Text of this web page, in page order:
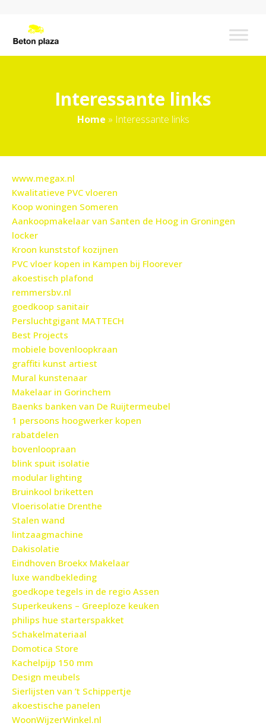
Interessante links
Home » Interessante links
www.megax.nl
Kwalitatieve PVC vloeren
Koop woningen Someren
Aankoopmakelaar van Santen de Hoog in Groningen
locker
Kroon kunststof kozijnen
PVC vloer kopen in Kampen bij Floorever
akoestisch plafond
remmersbv.nl
goedkoop sanitair
Persluchtgigant MATTECH
Best Projects
mobiele bovenloopkraan
graffiti kunst artiest
Mural kunstenaar
Makelaar in Gorinchem
Baenks banken van De Ruijtermeubel
1 persoons hoogwerker kopen
rabatdelen
bovenloopraan
blink spuit isolatie
modular lighting
Bruinkool briketten
Vloerisolatie Drenthe
Stalen wand
lintzaagmachine
Dakisolatie
Eindhoven Broekx Makelaar
luxe wandbekleding
goedkope tegels in de regio Assen
Superkeukens – Greeploze keuken
philips hue starterspakket
Schakelmateriaal
Domotica Store
Kachelpijp 150 mm
Design meubels
Sierlijsten van ’t Schippertje
akoestische panelen
WoonWijzerWinkel.nl